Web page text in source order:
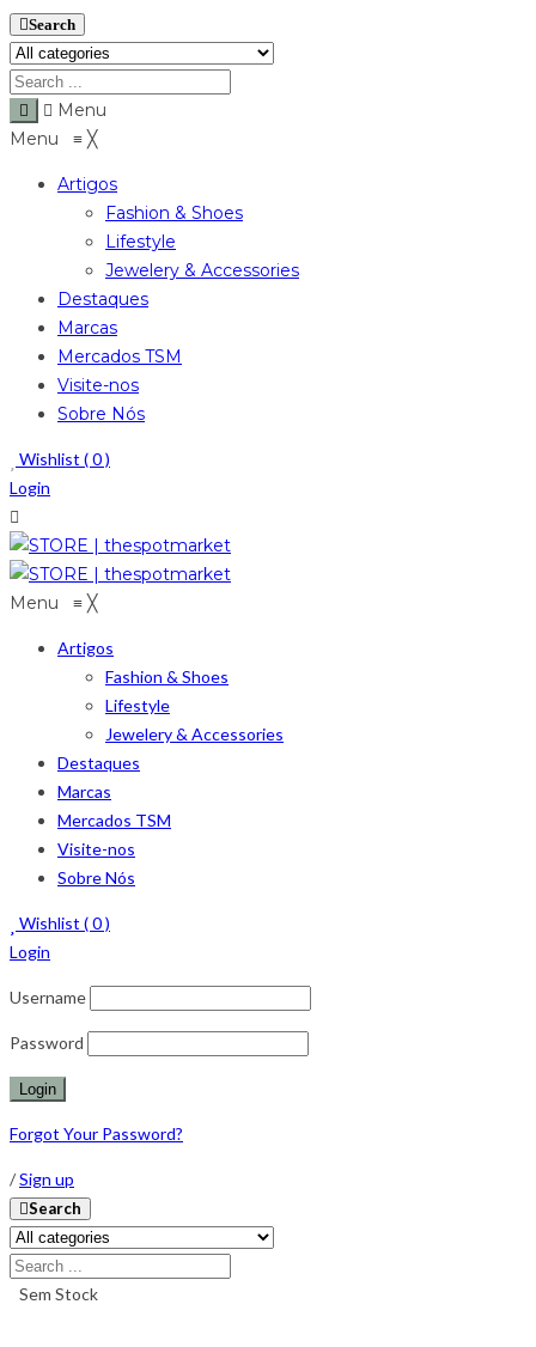
Search
Menu
Menu ≡ ╳
Artigos
Fashion & Shoes
Lifestyle
Jewelery & Accessories
Destaques
Marcas
Mercados TSM
Visite-nos
Sobre Nós
Wishlist (0)
Login
Menu ≡ ╳
Artigos
Fashion & Shoes
Lifestyle
Jewelery & Accessories
Destaques
Marcas
Mercados TSM
Visite-nos
Sobre Nós
Wishlist (0)
Login
Username
Password
Forgot Your Password?
/Sign up
Search
Sem Stock